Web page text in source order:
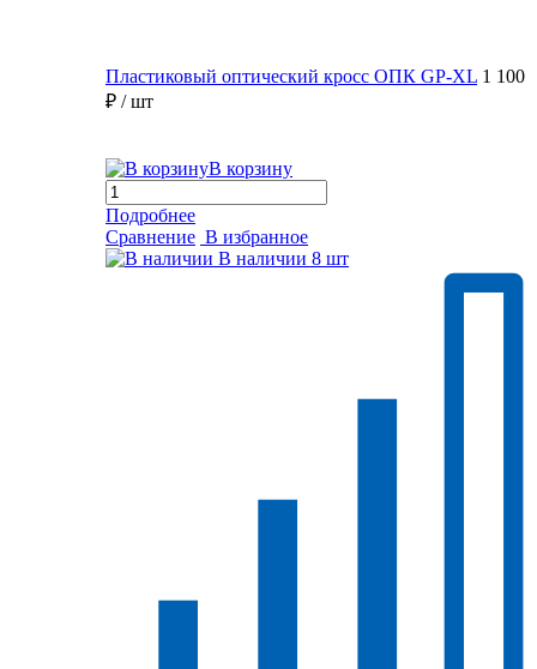
Пластиковый оптический кросс ОПК GP-XL 1 100
₽ / шт
В корзину
Подробнее
Сравнение В избранное
В наличии 8 шт